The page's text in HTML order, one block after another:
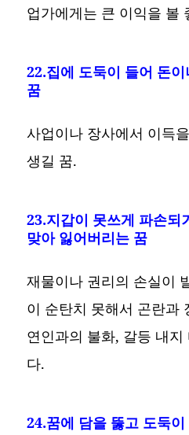
업가에게는 큰 이익을 볼
22.집에 도둑이 들어 돈
꿈
사업이나 장사에서 이득
생길 꿈.
23.지갑이 못쓰게 파손되
맞아 잃어버리는 꿈
재물이나 권리의 손실이
이 순탄치 못해서 곤란과
연인과의 불화, 갈등 내
다.
24.꿈에 담을 뚫고 도둑